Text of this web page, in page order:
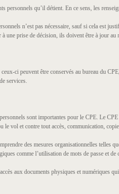
personnels qu’il détient. En ce sens, les
n’est pas nécessaire, sauf si cela est
une prise de décision, ils doivent être à jour au
ci peuvent être conservés au bureau du
services.
sont importantes pour le CPE. Le
le vol et contre tout accès, communication,
des mesures organisationnelles telles
comme l’utilisation de mots de passe et
aux documents physiques et numériques